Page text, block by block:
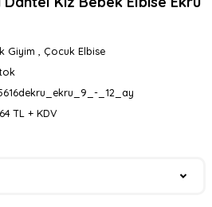
Giyim
Çocuk Elbise
_12_ay
TL + KDV